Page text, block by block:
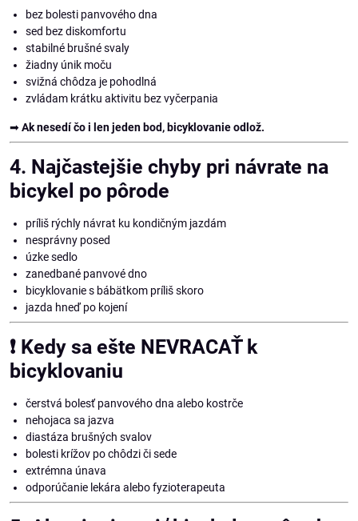
bez bolesti panvového dna
sed bez diskomfortu
stabilné brušné svaly
žiadny únik moču
svižná chôdza je pohodlná
zvládam krátku aktivitu bez vyčerpania
➡Ak nesedí čo i len jeden bod, bicyklovanie odlož.
4. Najčastejšie chyby pri návrate na
bicykel po pôrode
príliš rýchly návrat ku kondičným jazdám
nesprávny posed
úzke sedlo
zanedbané panvové dno
bicyklovanie s bábätkom príliš skoro
jazda hneď po kojení
❗ Kedy sa ešte NEVRACAŤ k
bicyklovaniu
čerstvá bolesť panvového dna alebo kostrče
nehojaca sa jazva
diastáza brušných svalov
bolesti krížov po chôdzi či sede
extrémna únava
odporúčanie lekára alebo fyzioterapeuta